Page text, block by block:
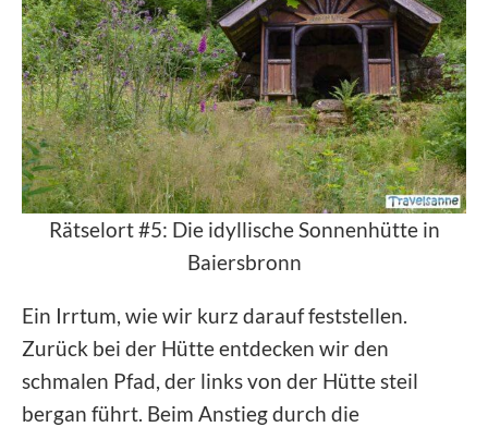
Rätselort #5: Die idyllische Sonnenhütte in
Baiersbronn
Ein Irrtum, wie wir kurz darauf feststellen.
Zurück bei der Hütte entdecken wir den
schmalen Pfad, der links von der Hütte steil
bergan führt. Beim Anstieg durch die